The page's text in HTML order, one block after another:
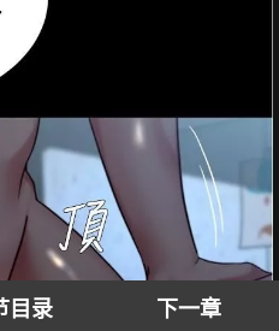
目录 下一章